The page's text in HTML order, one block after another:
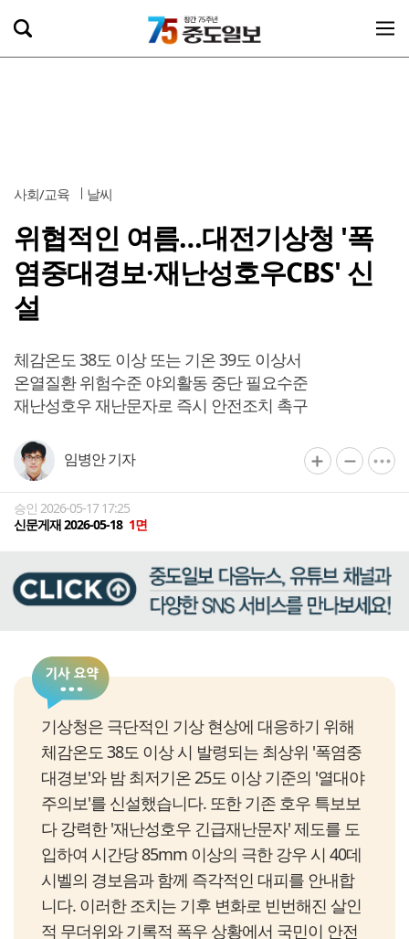
사회/교육 날씨
위협적인 여름…대전기상청 '폭
염중대경보·재난성호우CBS' 신
설
체감온도 38도 이상 또는 기온 39도 이상서
온열질환 위험수준 야외활동 중단 필요수준
재난성호우 재난문자로 즉시 안전조치 촉구
임병안 기자
승인 2026-05-17 17:25
신문게재 2026-05-18 1면
기상청은 극단적인 기상 현상에 대응하기 위해
체감온도 38도 이상 시 발령되는 최상위 '폭염중
대경보'와 밤 최저기온 25도 이상 기준의 '열대야
주의보'를 신설했습니다. 또한 기존 호우 특보보
다 강력한 '재난성호우 긴급재난문자' 제도를 도
입하여 시간당 85mm 이상의 극한 강우 시 40데
시벨의 경보음과 함께 즉각적인 대피를 안내합
니다. 이러한 조치는 기후 변화로 빈번해진 살인
적 무더위와 기록적 폭우 상황에서 국민이 안전